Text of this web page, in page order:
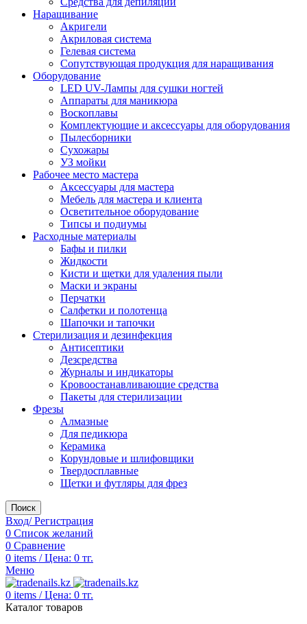
Наращивание
Акригели
Акриловая система
Гелевая система
Сопутствующая продукция для наращивания
Оборудование
LED UV-Лампы для сушки ногтей
Аппараты для маникюра
Воскоплавы
Комплектующие и аксессуары для оборудования
Пылесборники
Сухожары
УЗ мойки
Рабочее место мастера
Аксессуары для мастера
Мебель для мастера и клиента
Осветительное оборудование
Типсы и подиумы
Расходные материалы
Бафы и пилки
Жидкости
Кисти и щетки для удаления пыли
Маски и экраны
Перчатки
Салфетки и полотенца
Шапочки и тапочки
Стерилизация и дезинфекция
Антисептики
Дезсредства
Журналы и индикаторы
Кровоостанавливающие средства
Пакеты для стерилизации
Фрезы
Алмазные
Для педикюра
Керамика
Корундовые и шлифовщики
Твердосплавные
Щетки и футляры для фрез
Поиск
Вход/ Регистрация
0 Список желаний
0 Сравнение
0 items / Цена: 0 тг.
Меню
0 items / Цена: 0 тг.
Каталог товаров